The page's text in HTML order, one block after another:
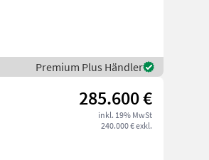
Premium Plus Händler
285.600 €
inkl. 19% MwSt
240.000 € exkl.